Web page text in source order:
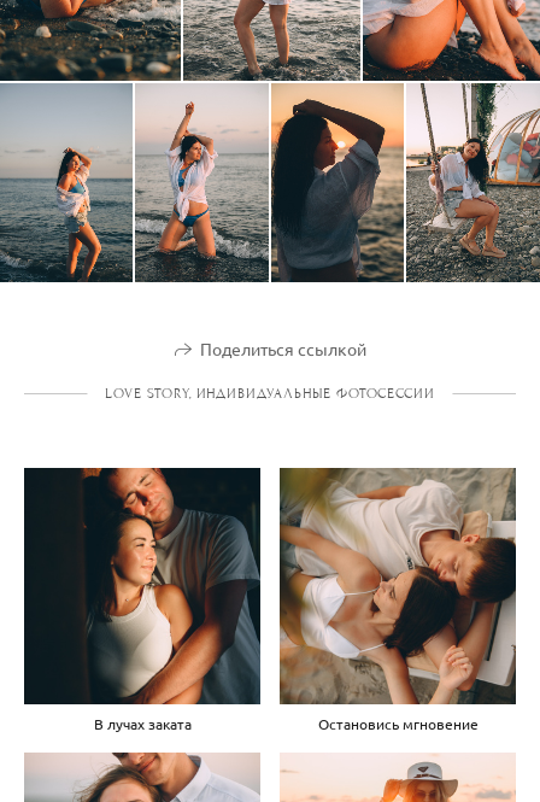
Поделиться ссылкой
LOVE STORY, ИНДИВИДУАЛЬНЫЕ ФОТОСЕССИИ
В лучах заката Остановись мгновение